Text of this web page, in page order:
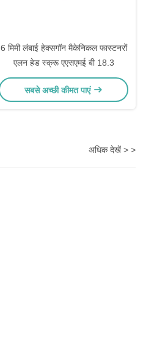
6 मिमी लंबाई हेक्सगॉन मैकेनिकल फास्टनरों
एलन हेड स्क्रू एएसएमई बी 18.3
सबसे अच्छी कीमत पाएं
अधिक देखें > >